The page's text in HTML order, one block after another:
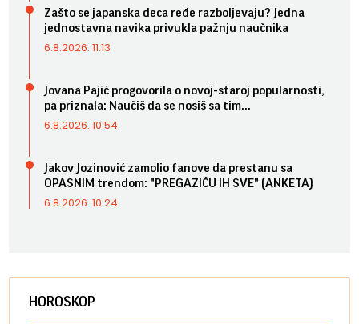
Zašto se japanska deca ređe razboljevaju? Jedna
jednostavna navika privukla pažnju naučnika
6.8.2026. 11:13
Jovana Pajić progovorila o novoj-staroj popularnosti,
pa priznala: Naučiš da se nosiš sa tim...
6.8.2026. 10:54
Jakov Jozinović zamolio fanove da prestanu sa
OPASNIM trendom: "PREGAZIĆU IH SVE" (ANKETA)
6.8.2026. 10:24
HOROSKOP